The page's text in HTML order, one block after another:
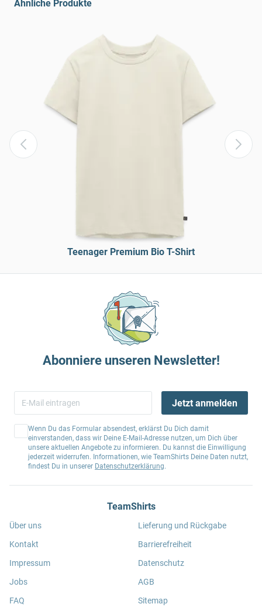
Ähnliche Produkte
Teenager Premium Bio T-Shirt
Abonniere unseren Newsletter!
Jetzt anmelden
Wenn Du das Formular absendest, erklärst Du Dich damit
einverstanden, dass wir Deine E-Mail-Adresse nutzen, um Dich über
unsere aktuellen Angebote zu informieren. Du kannst die Einwilligung
jederzeit widerrufen. Informationen, wie TeamShirts Deine Daten nutzt,
findest Du in unserer Datenschutzerklärung.
TeamShirts
Über uns
Kontakt
Impressum
Jobs
FAQ
Lieferung und Rückgabe
Barrierefreiheit
Datenschutz
AGB
Sitemap